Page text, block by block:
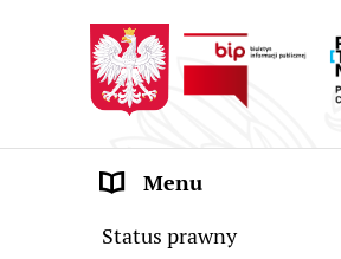
Przejdź do strony głównej
Przejdź do menu głównego
Przejdź do treści strony
Przejdź do mapy serwisu
Przejdź do wyszukiwarki
Przejdź do ułatwienia dostępności
Deklaracja Dostępności
Menu
Status prawny